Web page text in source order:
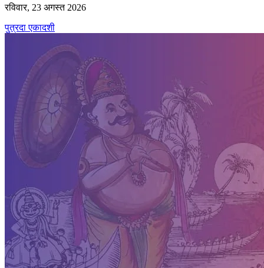
रविवार, 23 अगस्त 2026
पुत्रदा एकादशी